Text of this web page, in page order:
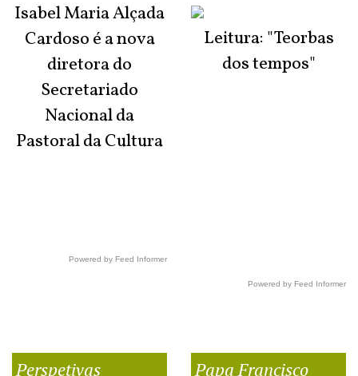
Isabel Maria Alçada
Cardoso é a nova
diretora do
Secretariado
Nacional da
Pastoral da Cultura
Powered by Feed Informer
Leitura: "Teorbas
dos tempos"
Powered by Feed Informer
Perspetivas Papa Francisco